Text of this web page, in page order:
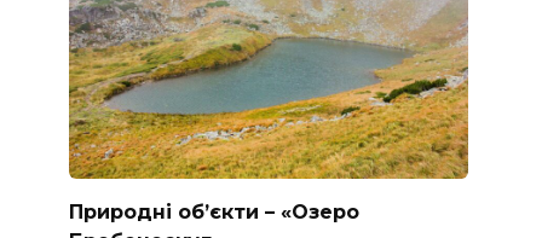
Природні об’єкти – «Озеро